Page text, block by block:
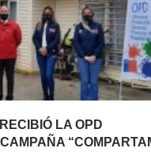
LA OPD